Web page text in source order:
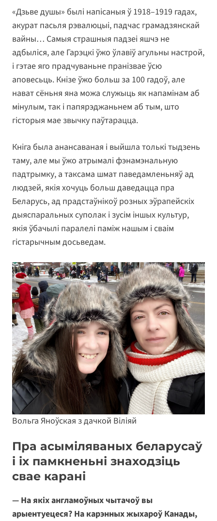
«Дзьве душы» былі напісаныя ў 1918–1919 гадах,
акурат пасьля рэвалюцыі, падчас грамадзянскай
вайны… Самыя страшныя падзеі яшчэ не
адбыліся, але Гарэцкі ўжо ўлавіў агульны настрой,
і гэтае яго прадчуваньне пранізвае ўсю
аповесьць. Кнізе ўжо больш за 100 гадоў, але
нават сёньня яна можа служыць як напамінам аб
мінулым, так і папярэджаньнем аб тым, што
гісторыя мае звычку паўтарацца.
Кніга была анансаваная і выйшла толькі тыдзень
таму, але мы ўжо атрымалі фэнамэнальную
падтрымку, а таксама шмат паведамленьняў ад
людзей, якія хочуць больш даведацца пра
Беларусь, ад прадстаўнікоў розных эўрапейскіх
дыяспаральных суполак і зусім іншых культур,
якія ўбачылі паралелі паміж нашым і сваім
гістарычным досьведам.
Вольга Яноўская з дачкой Віліяй
Пра асыміляваных беларусаў
і іх памкненьні знаходзіць
свае карані
— На якіх англамоўных чытачоў вы
арыентуецеся? На карэнных жыхароў Канады,